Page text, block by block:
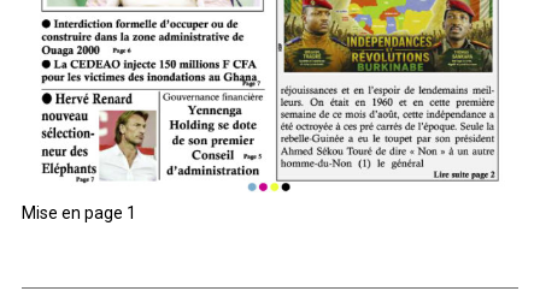
Mise en page 1